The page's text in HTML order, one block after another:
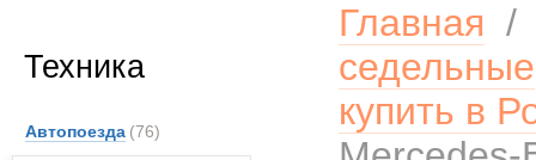
Техника
Автопоезда (76)
Главная
седельные
купить в